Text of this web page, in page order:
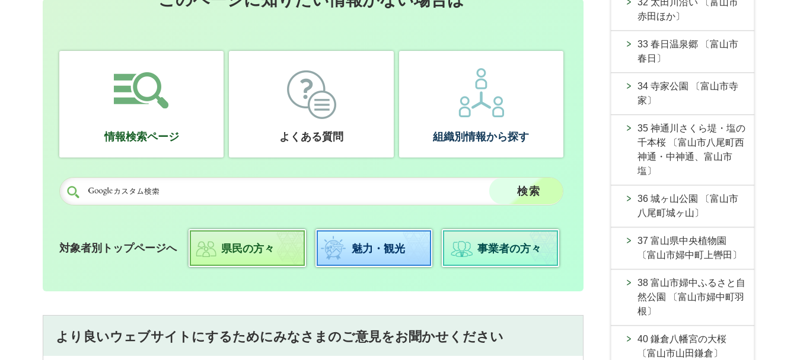
情報検索ページ よくある質問 組織別情報から探す
対象者別トップページへ 県民の方々 魅力・観光 事業者の方々
より良いウェブサイトにするためにみなさまのご意見をお聞かせください
32 太田川沿い 〔富山市
赤田ほか〕
33 春日温泉郷 〔富山市
春日〕
34 寺家公園 〔富山市寺
家〕
35 神通川さくら堤・塩の
千本桜 〔富山市八尾町西
神通・中神通、富山市
塩〕
36 城ヶ山公園 〔富山市
八尾町城ヶ山〕
37 富山県中央植物園
〔富山市婦中町上轡田〕
38 富山市婦中ふるさと自
然公園 〔富山市婦中町羽
根〕
40 鎌倉八幡宮の大桜
〔富山市山田鎌倉〕